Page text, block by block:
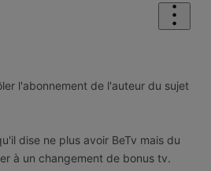
l'abonnement de l'auteur du sujet
dise ne plus avoir BeTv mais du
à un changement de bonus tv.